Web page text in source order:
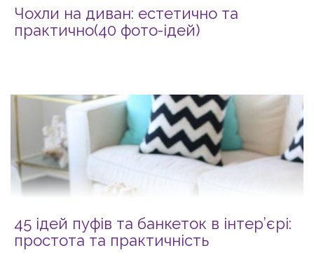
Чохли на диван: естетично та
практично(40 фото-ідей)
45 ідей пуфів та банкеток в інтер’єрі:
простота та практичність